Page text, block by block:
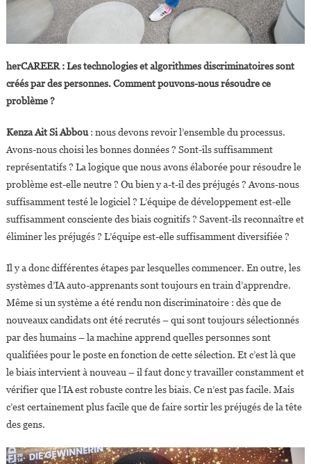
herCAREER : Les technologies et algorithmes discriminatoires sont
créés par des personnes. Comment pouvons-nous résoudre ce
problème ?
Kenza Ait Si Abbou: nous devons revoir l’ensemble du processus.
Avons-nous choisi les bonnes données ? Sont-ils suffisamment
représentatifs ? La logique que nous avons élaborée pour résoudre le
problème est-elle neutre ? Ou bien y a-t-il des préjugés ? Avons-nous
suffisamment testé le logiciel ? L’équipe de développement est-elle
suffisamment consciente des biais cognitifs ? Savent-ils reconnaître et
éliminer les préjugés ? L’équipe est-elle suffisamment diversifiée ?
Il y a donc différentes étapes par lesquelles commencer. En outre, les
systèmes d’IA auto-apprenants sont toujours en train d’apprendre.
Même si un système a été rendu non discriminatoire : dès que de
nouveaux candidats ont été recrutés – qui sont toujours sélectionnés
par des humains – la machine apprend quelles personnes sont
qualifiées pour le poste en fonction de cette sélection. Et c’est là que
le biais intervient à nouveau – il faut donc y travailler constamment et
vérifier que l’IA est robuste contre les biais. Ce n’est pas facile. Mais
c’est certainement plus facile que de faire sortir les préjugés de la tête
des gens.